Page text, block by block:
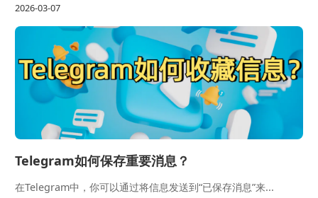
2026-03-07
Telegram如何保存重要消息？
在Telegram中，你可以通过将信息发送到“已保存消息”来...